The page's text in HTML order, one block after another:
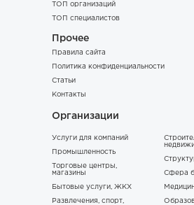
ТОП организаций
ТОП специалистов
Прочее
Правила сайта
Политика конфиденциальности
Статьи
Контакты
Организации
Услуги для компаний
Промышленность
Торговые центры,
магазины
Бытовые услуги, ЖКХ
Развлечения, спорт,
Сфера